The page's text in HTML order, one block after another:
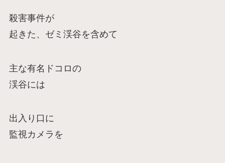
殺害事件が
起きた、ゼミ渓谷を含めて
主な有名ドコロの
渓谷には
出入り口に
監視カメラを